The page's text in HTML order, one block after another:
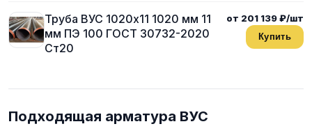
Труба ВУС 1020х11 1020 мм 11
мм ПЭ 100 ГОСТ 30732-2020
Ст20
от 201 139 ₽/шт
Купить
Подходящая арматура ВУС